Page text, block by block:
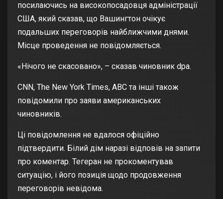
посилаючись на високопосадовця адміністрації
США, який сказав, що Вашингтон очікує
подальших переговорів найближчими днями.
Місце проведення не повідомляється.
«Нічого не скасовано», – сказав чиновник dpa.
CNN, The New York Times, ABC та інші також
повідомили про заяви американських
чиновників.
Ці повідомлення не вдалося офіційно
підтвердити. Білий дім наразі відповів на запити
про коментар. Тегеран не прокоментував
ситуацію, і його позиція щодо продовження
переговорів невідома.